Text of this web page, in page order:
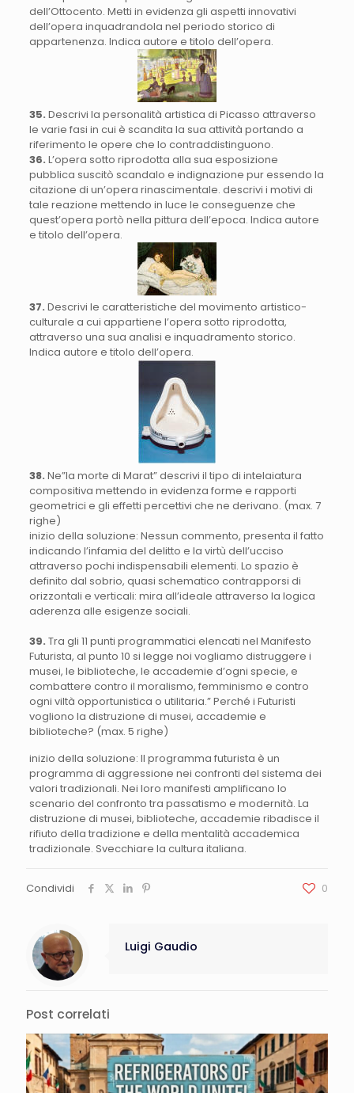
dell’Ottocento. Metti in evidenza gli aspetti innovativi
dell’opera inquadrandola nel periodo storico di
appartenenza. Indica autore e titolo dell’opera.
35. Descrivi la personalità artistica di Picasso attraverso
le varie fasi in cui è scandita la sua attività portando a
riferimento le opere che lo contraddistinguono.
36. L’opera sotto riprodotta alla sua esposizione
pubblica suscitò scandalo e indignazione pur essendo la
citazione di un’opera rinascimentale. descrivi i motivi di
tale reazione mettendo in luce le conseguenze che
quest’opera portò nella pittura dell’epoca. Indica autore
e titolo dell’opera.
37. Descrivi le caratteristiche del movimento artistico-
culturale a cui appartiene l’opera sotto riprodotta,
attraverso una sua analisi e inquadramento storico.
Indica autore e titolo dell’opera.
38. Ne”la morte di Marat” descrivi il tipo di intelaiatura
compositiva mettendo in evidenza forme e rapporti
geometrici e gli effetti percettivi che ne derivano. (max. 7
righe)
inizio della soluzione: Nessun commento, presenta il fatto
indicando l’infamia del delitto e la virtù dell’ucciso
attraverso pochi indispensabili elementi. Lo spazio è
definito dal sobrio, quasi schematico contrapporsi di
orizzontali e verticali: mira all’ideale attraverso la logica
aderenza alle esigenze sociali.
39. Tra gli 11 punti programmatici elencati nel Manifesto
Futurista, al punto 10 si legge noi vogliamo distruggere i
musei, le biblioteche, le accademie d’ogni specie, e
combattere contro il moralismo, femminismo e contro
ogni viltà opportunistica o utilitaria.” Perché i Futuristi
vogliono la distruzione di musei, accademie e
biblioteche? (max. 5 righe)
inizio della soluzione: Il programma futurista è un
programma di aggressione nei confronti del sistema dei
valori tradizionali. Nei loro manifesti amplificano lo
scenario del confronto tra passatismo e modernità. La
distruzione di musei, biblioteche, accademie ribadisce il
rifiuto della tradizione e della mentalità accademica
tradizionale. Svecchiare la cultura italiana.
Condividi 0
Luigi Gaudio
Post correlati